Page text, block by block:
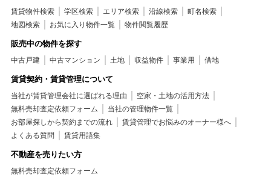
賃貸物件検索 学区検索 エリア検索 沿線検索
町名検索
地図検索
お気に入り物件一覧 物件閲覧履歴
販売中の物件を探す
中古戸建 中古マンション 土地 収益物件 事業用 借地
賃貸契約・賃貸管理について
当社が賃貸管理会社に選ばれる理由
空家・土地の活用方法
無料売却査定依頼フォーム
当社の管理物件一覧
お部屋探しから契約までの流れ
賃貸管理でお悩みのオーナー様へ
よくある質問
賃貸用語集
不動産を売りたい方
無料売却査定依頼フォーム